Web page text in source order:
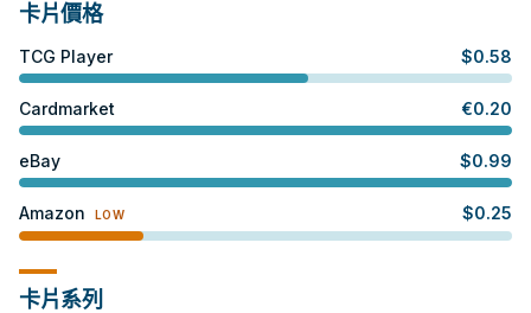
卡片價格
TCG Player $0.58
Cardmarket €0.20
eBay $0.99
Amazon LOW $0.25
卡片系列